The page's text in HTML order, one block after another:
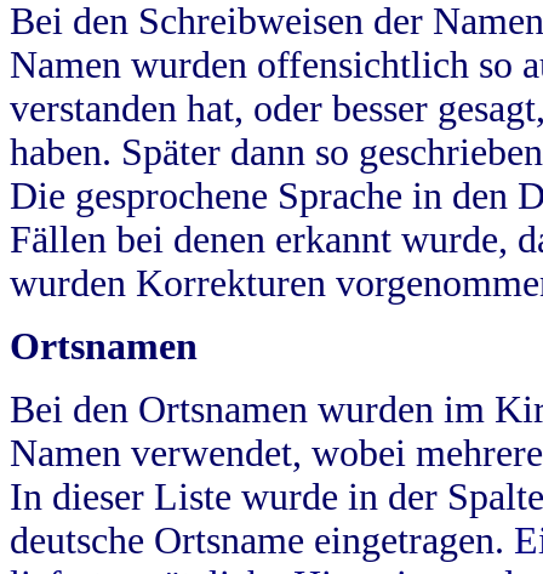
Bei den Schreibweisen der
Namen wurden offensichtlich so
verstanden hat, oder besser
haben. Später dann so
Die gesprochene Sprache in
Fällen bei denen erkannt wurde,
wurden Korrekturen
Ortsnamen
Bei den Ortsnamen wurden im
Namen verwendet, wobei
In dieser Liste wurde in der
deutsche Ortsname eingetragen.